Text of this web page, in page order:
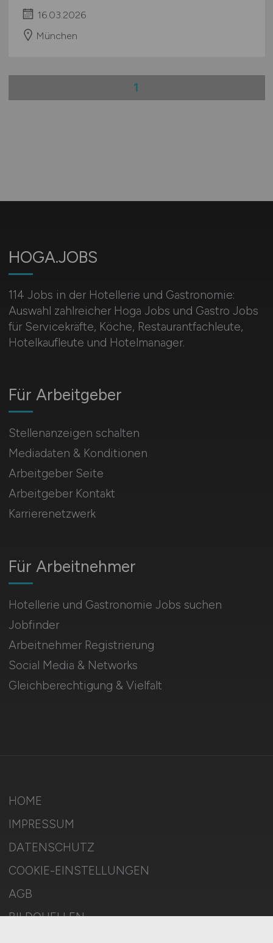
16.03.2026
München
1
HOGA.JOBS
114 Jobs in der Hotellerie und Gastronomie:
Auswahl zahlreicher Hoga Jobs und Gastro Jobs
für Servicekräfte, Köche, Restaurantfachleute,
Hotelkaufleute und Hotelmanager.
Für Arbeitnehmer
Hotellerie und Gastronomie Jobs suchen
Jobfinder
Arbeitnehmer Registrierung
Social Media & Networks
Gleichberechtigung & Vielfalt
Für Arbeitgeber
Stellenanzeigen schalten
Mediadaten & Konditionen
Arbeitgeber Seite
Arbeitgeber Kontakt
Karrierenetzwerk
HOME
IMPRESSUM
DATENSCHUTZ
COOKIE-EINSTELLUNGEN
AGB
BILDQUELLEN